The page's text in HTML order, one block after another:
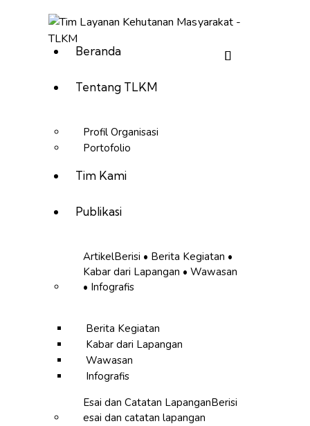
Beranda
Tentang TLKM
Profil Organisasi
Portofolio
Tim Kami
Publikasi
ArtikelBerisi • Berita Kegiatan •
Kabar dari Lapangan • Wawasan
• Infografis
Berita Kegiatan
Kabar dari Lapangan
Wawasan
Infografis
Esai dan Catatan LapanganBerisi
esai dan catatan lapangan